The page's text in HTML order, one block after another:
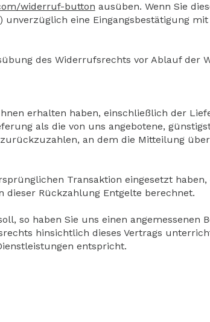
widerruf-button ausüben. Wenn Sie
eine Eingangsbestätigung
des Widerrufsrechts vor Ablauf der
erhalten haben, einschließlich der
als die von uns angebotene,
an dem die Mitteilung
Transaktion eingesetzt
Rückzahlung Entgelte berechnet.
so haben Sie uns einen angemessenen
hinsichtlich dieses Vertrags
entspricht.